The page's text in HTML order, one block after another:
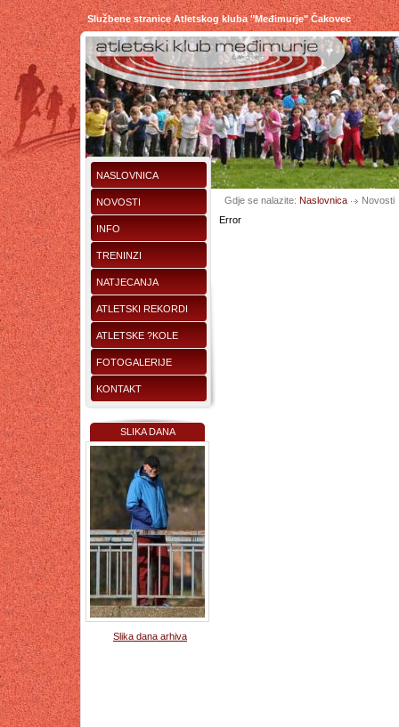
Službene stranice Atletskog kluba "Međimurje" Čakovec
NASLOVNICA
NOVOSTI
INFO
TRENINZI
NATJECANJA
ATLETSKI REKORDI
ATLETSKE ?KOLE
FOTOGALERIJE
KONTAKT
SLIKA DANA
Slika dana arhiva
Gdje se nalazite: Naslovnica
Novosti
Error